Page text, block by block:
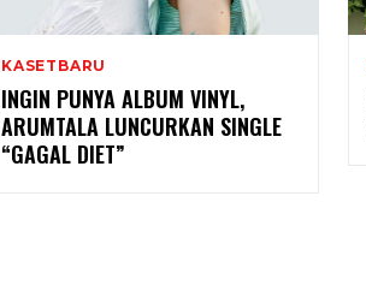
KASETBARU
INGIN PUNYA ALBUM VINYL,
ARUMTALA LUNCURKAN SINGLE
“GAGAL DIET”